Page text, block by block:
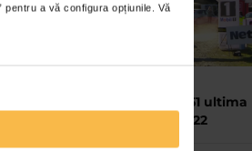
pentru a vă configura opțiunile. Vă
Raliul Brașovului, ediția 51 ultima
etapă a C.N.de Raliuri 2022